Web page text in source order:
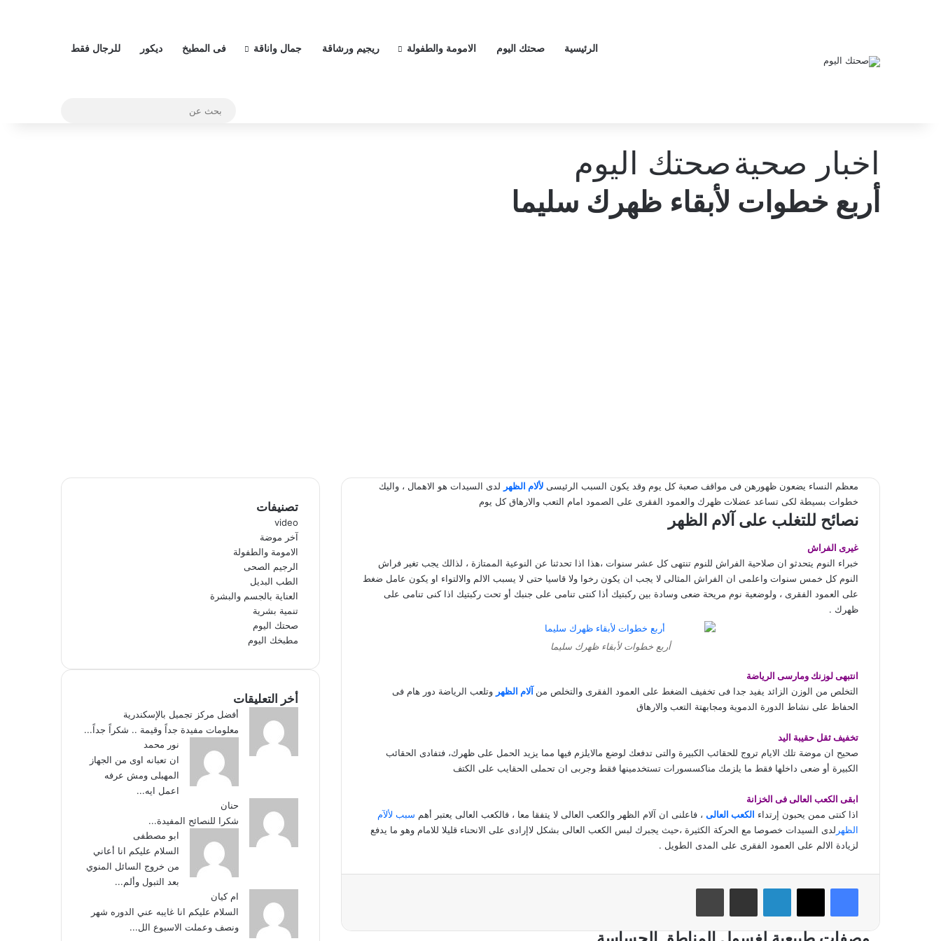
الرئيسية صحتك اليوم الامومة والطفولة ريجيم ورشاقة جمال واناقة فى المطبخ ديكور للرجال فقط
اخبار صحيةصحتك اليوم
أربع خطوات لأبقاء ظهرك سليما
معظم النساء يضعون ظهورهن فى مواقف صعبة كل يوم وقد يكون السبب الرئيسى لألام الظهر لدى السيدات هو الاهمال ، واليك
خطوات بسيطة لكى تساعد عضلات ظهرك والعمود الفقرى على الصمود امام التعب والارهاق كل يوم
نصائح للتغلب على آلام الظهر
غيرى الفراش
خبراء النوم يتحدثو ان صلاحية الفراش للنوم تنتهى كل عشر سنوات ،هذا اذا تحدثنا عن النوعية الممتازة ، لذالك يجب تغير فراش
النوم كل خمس سنوات واعلمى ان الفراش المثالى لا يجب ان يكون رخوا ولا قاسيا حتى لا يسبب الالم والالتواء او يكون عامل ضغط
على العمود الفقرى ، ولوضعية نوم مريحة ضعى وسادة بين ركبتيك أذا كنتى تنامى على جنبك أو تحت ركبتيك اذا كنى تنامى على
ظهرك .
أربع خطوات لأبقاء ظهرك سليما
انتبهى لوزنك ومارسى الرياضة
التخلص من الوزن الزائد يفيد جدا فى تخفيف الضغط على العمود الفقرى والتخلص منآلام الظهر وتلعب الرياضة دور هام فى
الحفاظ على نشاط الدورة الدموية ومجابهتة التعب والارهاق
تخفيف ثقل حقيبة اليد
صحيح ان موضة تلك الايام تروج للحقائب الكبيرة والتى تدفعك لوضع مالايلزم فيها مما يزيد الحمل على ظهرك، فتفادى الحقائب
الكبيرة أو ضعى داخلها فقط ما يلزمك مناكسسورات تستخدمينها فقط وجربى ان تحملى الحقايب على الكتف
ابقى الكعب العالى فى الخزانة
اذا كنتى ممن يحبون إرتداء الكعب العالى ، فاعلنى ان آلام الظهر والكعب العالى لا يتفقا معا ، فالكعب العالى يعتبر أهم سبب لألآم
الظهر لدى السيدات خصوصا مع الحركة الكثيرة ،حيث يجبرك لبس الكعب العالى بشكل لاإرادى على الانحناء قليلا للامام وهو ما يدفع
لزيادة الالم على العمود الفقرى على المدى الطويل .
فيسبوك لينكدإن
تصنيفات
video
آخر موضة
الامومة والطفولة
الرجيم الصحى
الطب البديل
العناية بالجسم والبشرة
تنمية بشرية
صحتك اليوم
مطبخك اليوم
أخر التعليقات
أفضل مركز تجميل بالإسكندرية
معلومات مفيدة جداً وقيمة .. شكراً جداً...
نور محمد
ان تعبانه اوى من الجهاز
المهبلى ومش عرفه
اعمل ايه...
حنان
شكرا للنصائح المفيدة...
ابو مصطفى
السلام عليكم انا أعاني
من خروج السائل المنوي
بعد التبول وألم...
ام كيان
السلام عليكم انا غايبه عني الدوره شهر
ونصف وعملت الاسبوع الل...